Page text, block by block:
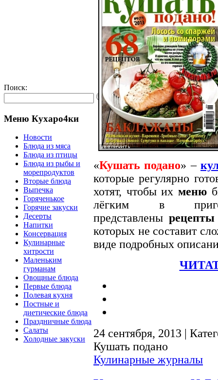
Поиск:
Меню Кухаро4ки
Новости
Блюда из мяса
Блюда из птицы
Блюда из рыбы и
морепродуктов
Вторые блюда
Выпечка
Горяченькое
Горячие закуски
Десерты
Напитки
Консервация
Кулинарные
хитрости
Маленьким
гурманам
Овощные блюда
Первые блюда
Полевая кухня
Постные и
диетические блюда
Праздничные блюда
Салаты
Холодные закуски
«Кушать подано» –
которые регулярно
хотят, чтобы ихменю
лёгким в
представлены
которых не составит
виде подробных
24 сентября, 2013 |
Кушать подано
Кулинарные журналы